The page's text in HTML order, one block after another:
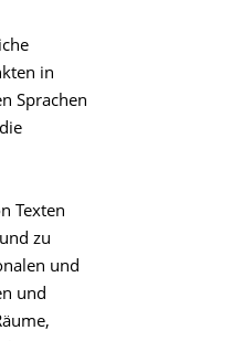
in
Sprachen
Texten
zu
und
und